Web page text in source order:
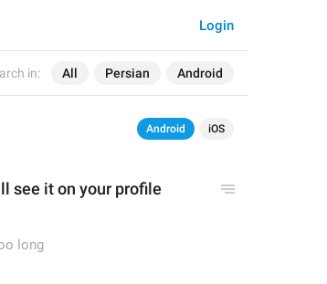
in: All Persian Android
Login
Android iOS
see it on your profile
long